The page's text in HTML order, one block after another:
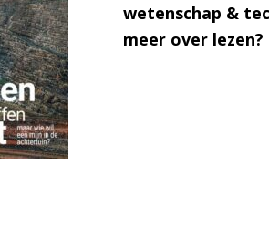
wetenschap &
meer over lezen?